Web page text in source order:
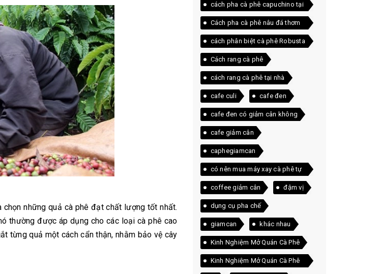
những quả cà phê đạt chất lượng tốt nhất.
thường được áp dụng cho các loại cà phê cao
từng quả một cách cẩn thận, nhằm bảo vệ cây
cách pha cà phê capuchino tại
nhà
Cách pha cà phê nâu đá thơm
ngon ngay tại nhà
cách phân biệt cà phê Robusta
và Arabica
Cách rang cà phê
cách rang cà phê tại nhà
cafe culi cafe đen
cafe đen có giảm cân không
cafe giảm cân
caphegiamcan
có nên mua máy xay cà phê tự
động
coffee giảm cân đậm vị
dụng cụ pha chế
giamcan khác nhau
Kinh Nghiệm Mở Quán Cà Phê
Kinh Nghiệm Mở Quán Cà Phê